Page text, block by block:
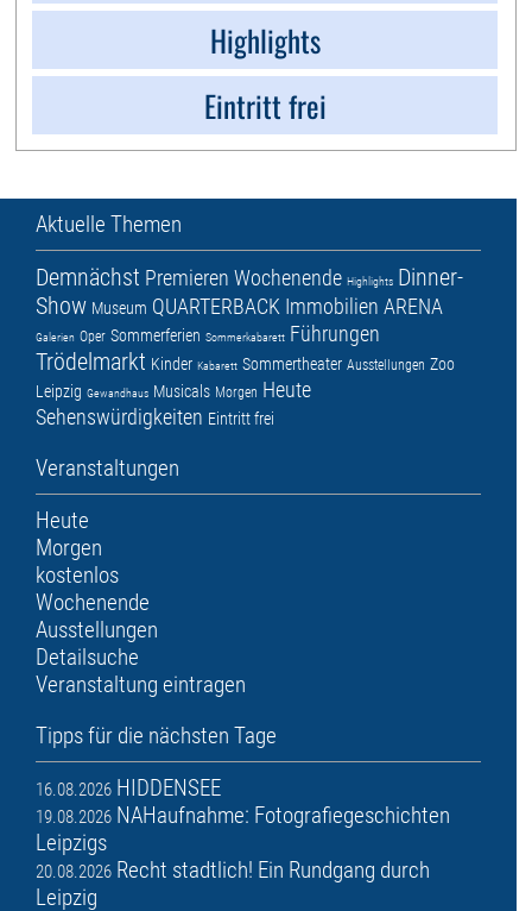
Highlights
Eintritt frei
Aktuelle Themen
Demnächst Premieren Wochenende Highlights Dinner-
Show Museum QUARTERBACK Immobilien ARENA
Galerien Oper Sommerferien Sommerkabarett Führungen
Trödelmarkt Kinder Kabarett Sommertheater Ausstellungen Zoo
Leipzig Gewandhaus Musicals Morgen Heute
Sehenswürdigkeiten Eintritt frei
Veranstaltungen
Heute
Morgen
kostenlos
Wochenende
Ausstellungen
Detailsuche
Veranstaltung eintragen
Tipps für die nächsten Tage
16.08.2026 HIDDENSEE
19.08.2026 NAHaufnahme: Fotografiegeschichten
Leipzigs
20.08.2026 Recht stadtlich! Ein Rundgang durch
Leipzig